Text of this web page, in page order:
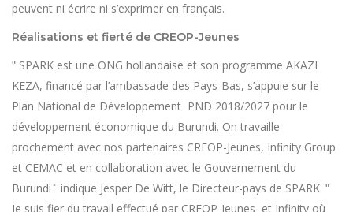
peuvent ni écrire ni s’exprimer en français.
Réalisations et fierté de CREOP-Jeunes
ʺ SPARK est une ONG hollandaise et son programme AKAZI
KEZA, financé par l’ambassade des Pays-Bas, s’appuie sur le
Plan National de Développement PND 2018/2027 pour le
développement économique du Burundi. On travaille
prochement avec nos partenaires CREOP-Jeunes, Infinity Group
et CEMAC et en collaboration avec le Gouvernement du
Burundi.̎ indique Jesper De Witt, le Directeur-pays de SPARK. ʺ
Je suis fier du travail effectué par CREOP-Jeunes et Infinity où